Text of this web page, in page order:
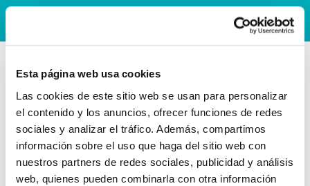
Esta página web usa cookies
Las cookies de este sitio web se usan para personalizar
el contenido y los anuncios, ofrecer funciones de redes
sociales y analizar el tráfico. Además, compartimos
información sobre el uso que haga del sitio web con
nuestros partners de redes sociales, publicidad y análisis
web, quienes pueden combinarla con otra información